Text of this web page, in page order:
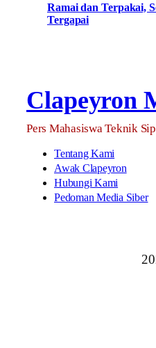
Ramai dan Terpakai,
Tergapai
Clapeyron
Pers Mahasiswa Teknik
Tentang Kami
Awak Clapeyron
Hubungi Kami
Pedoman Media Siber